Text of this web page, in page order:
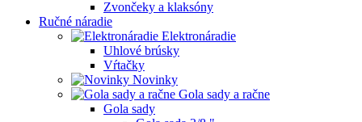
Zvončeky a klaksóny
Ručné náradie
Elektronáradie
Uhlové brúsky
Vŕtačky
Novinky
Gola sady a račne
Gola sady